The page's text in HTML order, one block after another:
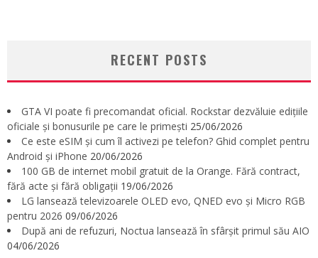
RECENT POSTS
GTA VI poate fi precomandat oficial. Rockstar dezvăluie edițiile
oficiale și bonusurile pe care le primești 25/06/2026
Ce este eSIM și cum îl activezi pe telefon? Ghid complet pentru
Android și iPhone 20/06/2026
100 GB de internet mobil gratuit de la Orange. Fără contract,
fără acte și fără obligații 19/06/2026
LG lansează televizoarele OLED evo, QNED evo și Micro RGB
pentru 2026 09/06/2026
După ani de refuzuri, Noctua lansează în sfârșit primul său AIO
04/06/2026